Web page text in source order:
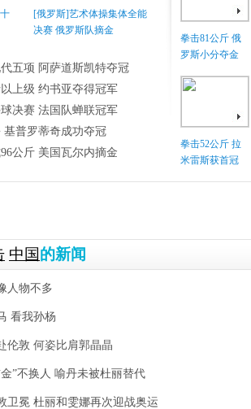
[俄罗斯]艺术体操集体全能
决赛 俄罗斯队摘金
五项 阿萨道斯凯特夺冠
上级 约书亚夺得冠军
决赛 法国队蝉联冠军
基普罗蒂奇成功夺冠
公斤 美国瓦尔内摘金
拳击81公斤 俄
罗斯小分夺金
拳击52公斤 拉
米雷斯获首冠
中国的新闻
人物不多
看我孙杨
伦敦 何姿比肩郭晶晶
”不换人 喻丹未被杜丽替代
卫冕 杜丽和雯娜再次迎战奥运